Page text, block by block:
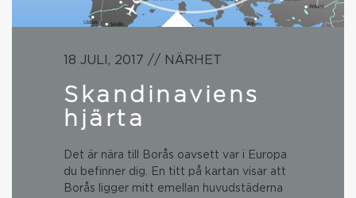
18 JULI, 2017 // NÄRHET
Skandinaviens
hjärta
Det är nära till Borås oavsett var i Europa
du befinner dig. En titt på kartan visar att
Borås ligger mitt emellan huvudstäderna